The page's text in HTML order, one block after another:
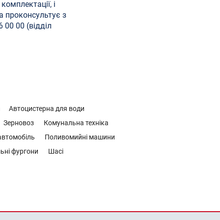
і
проконсультує з
00 00 (відділ
Автоцистерна для води
Зерновоз
Комунальна техніка
Поливомийні машини
фургони Шасі